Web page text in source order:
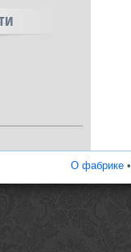
О фабрике•